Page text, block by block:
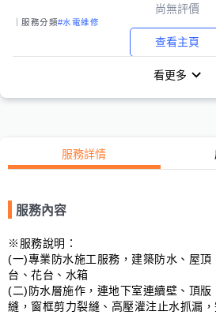
尚無評價
｜服務分類#水電維修
查看主頁
看更多
服務詳情
服務內容
※服務說明：
(一)專業防水施工服務，建築防水、屋頂
台、花台、水箱
(二)防水層施作，連地下室連續壁、頂版
縫，窗框剪力裂縫、高壓灌注止水抓漏